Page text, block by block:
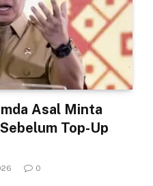
Asal Minta
Top-Up
0